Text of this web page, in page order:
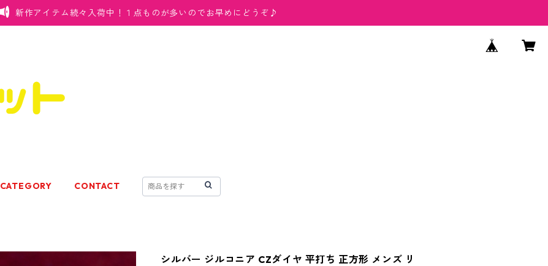
新作アイテム続々入荷中！１点ものが多いのでお早めにどうぞ♪
CATEGORY CONTACT
シルバー ジルコニア CZダイヤ 平打ち 正方形 メンズ リ